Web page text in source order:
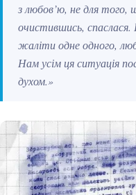
з любов’ю, не для того,
очистившись, спаслася.
жаліти одне одного,
Нам усім ця ситуація
духом.»